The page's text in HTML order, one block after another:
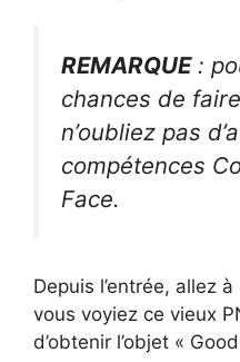
REMARQUE:
chances de
n’oubliez pas
compétences
Face.
Depuis l’entrée, allez
vous voyiez ce vieux
d’obtenir l’objet «